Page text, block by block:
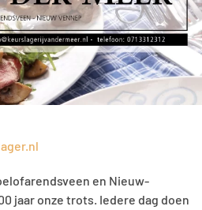
en Nieuw-
jaar onze trots. Iedere dag doen